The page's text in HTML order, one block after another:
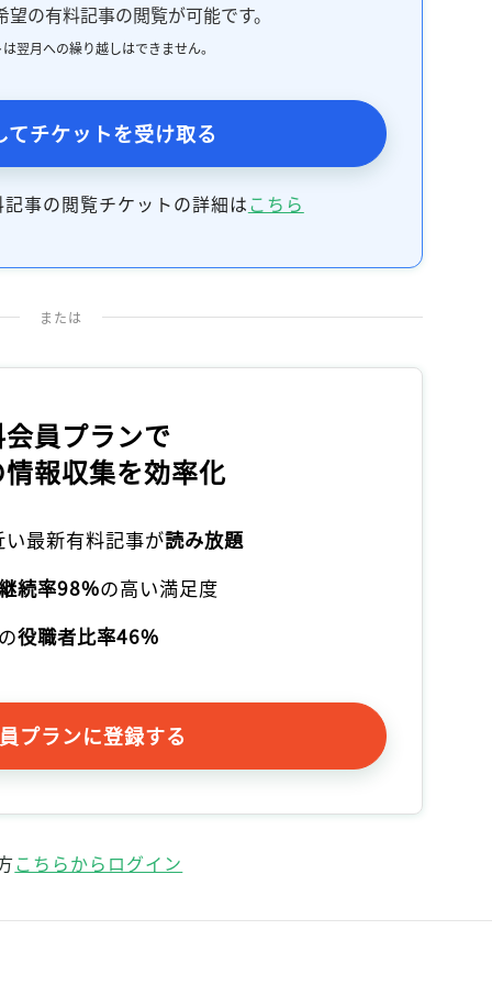
の有料記事の閲覧が可能です。
翌月への繰り越しはできません。
てチケットを受け取る
事の閲覧チケットの詳細はこちら
または
員プランで
報収集を効率化
最新有料記事が読み放題
続率98%の高い満足度
役職者比率46%
プランに登録する
こちらからログイン
ログインが必要です